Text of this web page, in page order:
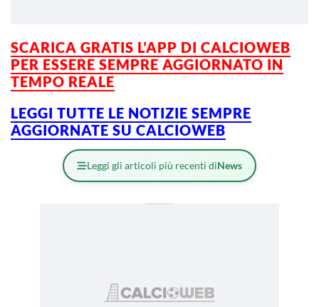
SCARICA GRATIS L’APP DI CALCIOWEB
PER ESSERE SEMPRE AGGIORNATO IN
TEMPO REALE
LEGGI TUTTE LE NOTIZIE SEMPRE
AGGIORNATE SU CALCIOWEB
Leggi gli articoli più recenti diNews